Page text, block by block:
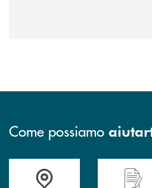
Come possiamo
Accedi all' elenco completo delle filiali
Hai bisogno